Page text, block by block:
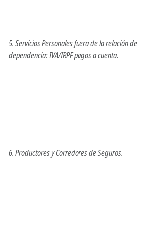
5. Servicios Personales fuera de la relación de
dependencia: IVA/IRPF pagos a cuenta.
6. Productores y Corredores de Seguros.